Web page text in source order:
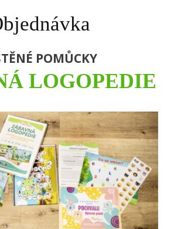
POMŮCKY
LOGOPEDIE